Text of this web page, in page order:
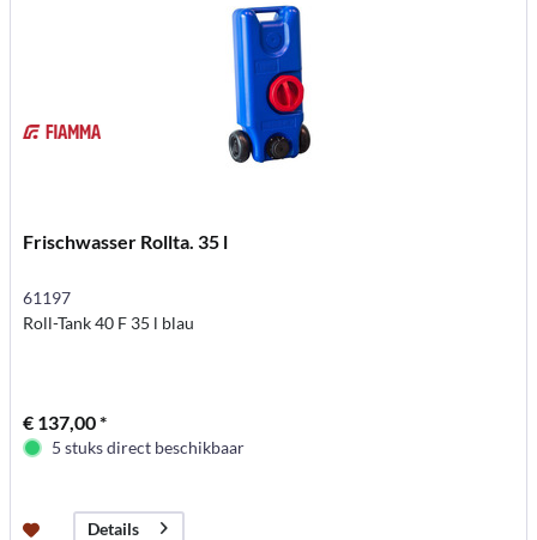
Frischwasser Rollta. 35 l
61197
Roll-Tank 40 F 35 l blau
€ 137,00 *
5 stuks direct beschikbaar
Details